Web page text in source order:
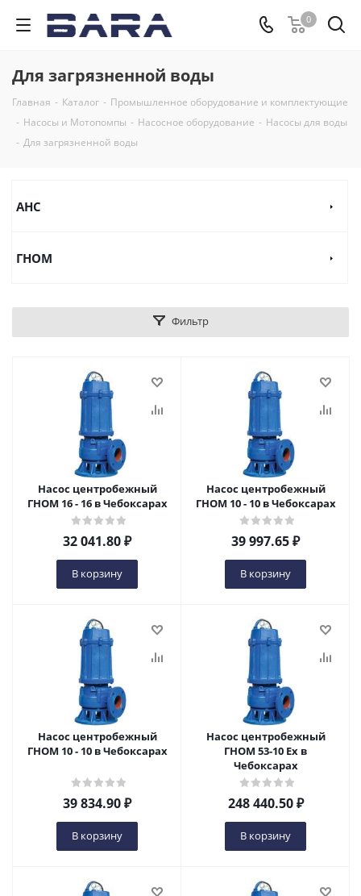
0
Для загрязненной воды
Главная - Каталог - Промышленное оборудование и комплектующие
- Насосы и Мотопомпы - Насосное оборудование - Насосы для воды
- Для загрязненной воды
АНС
ГНОМ
Фильтр
Насос центробежный
ГНОМ 16 - 16 в Чебоксарах
32 041.80₽
В корзину
Насос центробежный
ГНОМ 10 - 10 в Чебоксарах
39 997.65₽
В корзину
Насос центробежный
ГНОМ 10 - 10 в Чебоксарах
39 834.90₽
В корзину
Насос центробежный
ГНОМ 53-10 Ех в
Чебоксарах
248 440.50₽
В корзину